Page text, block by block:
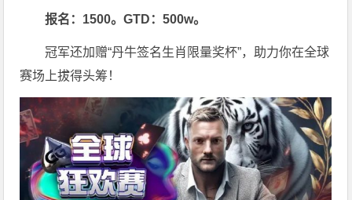
报名：1500。GTD：500w。
冠军还加赠“丹牛签名生肖限量奖杯”，助力你在全球
赛场上拔得头筹！